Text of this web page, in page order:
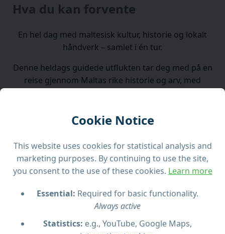
Cookie Notice
This website uses cookies for statistical analysis and
marketing purposes. By continuing to use the site,
you consent to the use of these cookies. Learn more
Essential: Required for basic functionality.
Always active
Statistics: e.g., YouTube, Google Maps,
Hva du kan forvente
En hel dag med maltesisk kultur, historie og lokalt
håndverk – samlet i én tur.
Denne heldags guidede utflukten tar deg med på en
reise gjennom Maltas rike historie og arv, med
Turen starter ved den imponerende Mosta-
kuppelen, kjent for sitt mirakuløse overlevelse
Qali håndverkslandsby, hvor du kan se håndverkere
lage produkter av glass, sølv og blonder.
tidligere hovedstad – med trange smug, edel
arkitektur og panoramautsikt fra bastionene. På
ettermiddagen går turen til hovedstaden Valletta